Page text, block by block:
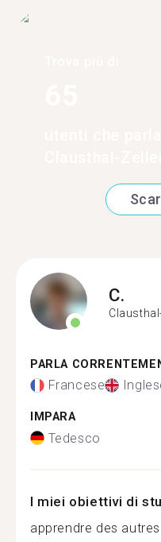
C.
PARLA
Francese
IMPARA
Tedesco
I miei obiettivi di
apprendre des autres